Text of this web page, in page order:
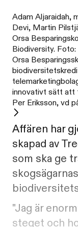
Adam Aljaraidah,
Devi, Martin
Orsa
Biodiversity.
Orsa
innovativt sätt att
Per Eriksson, vd
Affären har
skapad av
som ska ge
"Jag är
steget och